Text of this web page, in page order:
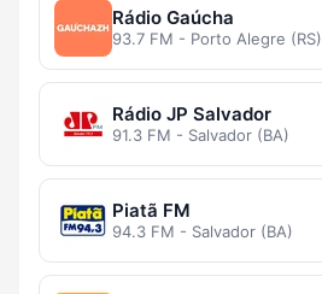
Rádio Gaúcha
93.7 FM - Porto Alegre (RS)
Rádio JP Salvador
91.3 FM - Salvador (BA)
Piatã FM
94.3 FM - Salvador (BA)